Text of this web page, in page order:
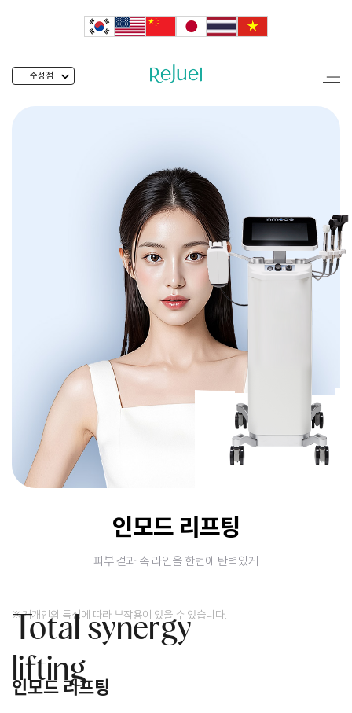
수성점
수성 인모드 리쥬엘
인모드 리프팅
피부 겉과 속 라인을 한번에 탄력있게
※개개인의 특성에 따라 부작용이 있을 수 있습니다.
인모드 리프팅
Total synergy
lifting